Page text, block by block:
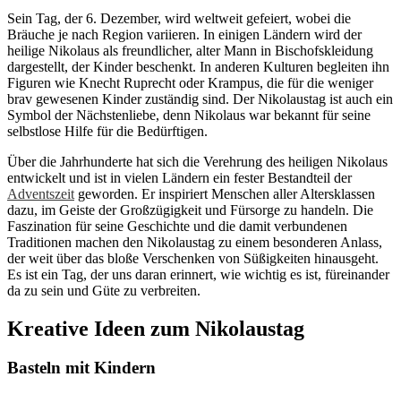
Sein Tag, der 6. Dezember, wird weltweit gefeiert, wobei die
Bräuche je nach Region variieren. In einigen Ländern wird der
heilige Nikolaus als freundlicher, alter Mann in Bischofskleidung
dargestellt, der Kinder beschenkt. In anderen Kulturen begleiten ihn
Figuren wie Knecht Ruprecht oder Krampus, die für die weniger
brav gewesenen Kinder zuständig sind. Der Nikolaustag ist auch ein
Symbol der Nächstenliebe, denn Nikolaus war bekannt für seine
selbstlose Hilfe für die Bedürftigen.
Über die Jahrhunderte hat sich die Verehrung des heiligen Nikolaus
entwickelt und ist in vielen Ländern ein fester Bestandteil der
Adventszeit geworden. Er inspiriert Menschen aller Altersklassen
dazu, im Geiste der Großzügigkeit und Fürsorge zu handeln. Die
Faszination für seine Geschichte und die damit verbundenen
Traditionen machen den Nikolaustag zu einem besonderen Anlass,
der weit über das bloße Verschenken von Süßigkeiten hinausgeht.
Es ist ein Tag, der uns daran erinnert, wie wichtig es ist, füreinander
da zu sein und Güte zu verbreiten.
Kreative Ideen zum Nikolaustag
Basteln mit Kindern